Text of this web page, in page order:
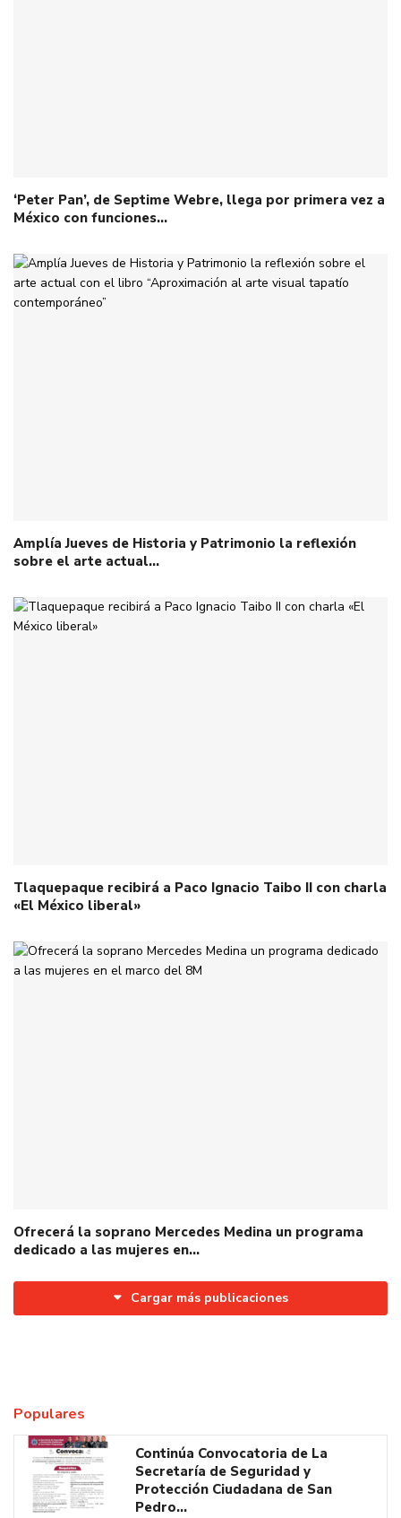
‘Peter Pan’, de Septime Webre, llega por primera vez a
México con funciones…
Amplía Jueves de Historia y Patrimonio la reflexión
sobre el arte actual…
Tlaquepaque recibirá a Paco Ignacio Taibo II con charla
«El México liberal»
Ofrecerá la soprano Mercedes Medina un programa
dedicado a las mujeres en…
Cargar más publicaciones
Populares
Continúa Convocatoria de La
Secretaría de Seguridad y
Protección Ciudadana de San
Pedro…